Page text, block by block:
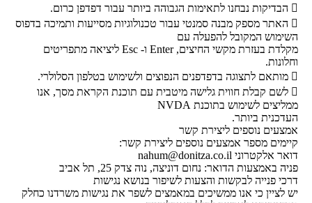
 הבדיקות נבחנו לתאימות הגבוהה ביותר עבור דפדפן כרום.
 האתר מספק מבנה סמנטי עבור טכנולוגיות מסייעות ותמיכה בדפוס
השימוש המקובל להפעלה עם
מקלדת בעזרת מקשי החיצים, Enter ו- Esc ליציאה מתפריטים
וחלונות.
 מותאם לתצוגה בדפדפנים הנפוצים ולשימוש בטלפון הסלולרי.
 לשם קבלת חווית גלישה מיטבית עם תוכנת הקראת מסך, אנו
ממליצים לשימוש בתוכנת NVDA
העדכנית ביותר.
אמצעים נוספים ליצירת קשר
קיימים מספר אמצעים נוספים ליצירת קשר:
דואר אלקטרוני nahum@donitza.co.il
פניה באמצעות הדואר: נחום דוניצה, נוה צדק 25, תל אביב
דרכי פנייה לבקשות והצעות לשיפור בנושא נגישות
יש לציין כי אנו ממשיכים במאמצים לשפר את נגישות משרדנו כחלק